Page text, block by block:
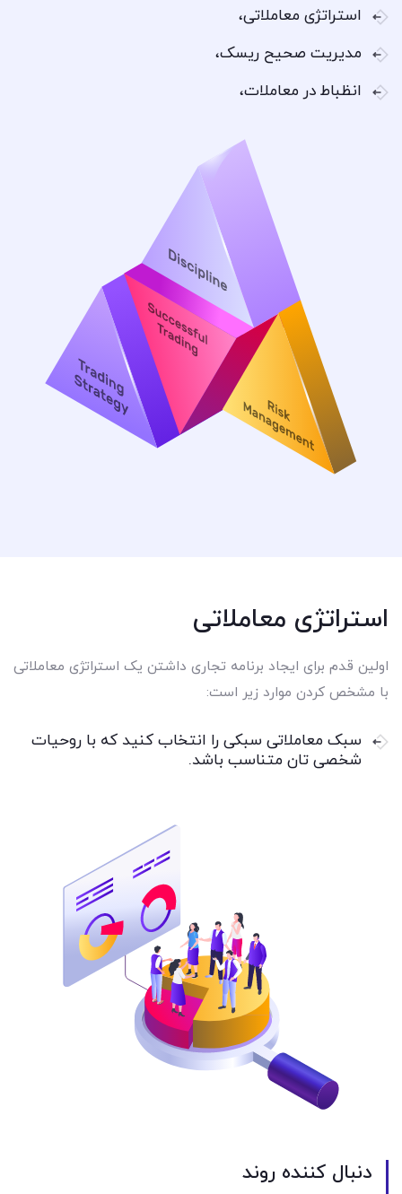
استراتژی معاملاتی،
مدیریت صحیح ریسک،
انظباط در معاملات،
استراتژی معاملاتی
اولین قدم برای ایجاد برنامه تجاری داشتن یک استراتژی معاملاتی
با مشخص کردن موارد زیر است:
سبک معاملاتی سبکی را انتخاب کنید که با روحیات
شخصی تان متناسب باشد.
دنبال کننده روند